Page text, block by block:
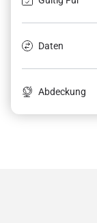
Daten
Abdeckung